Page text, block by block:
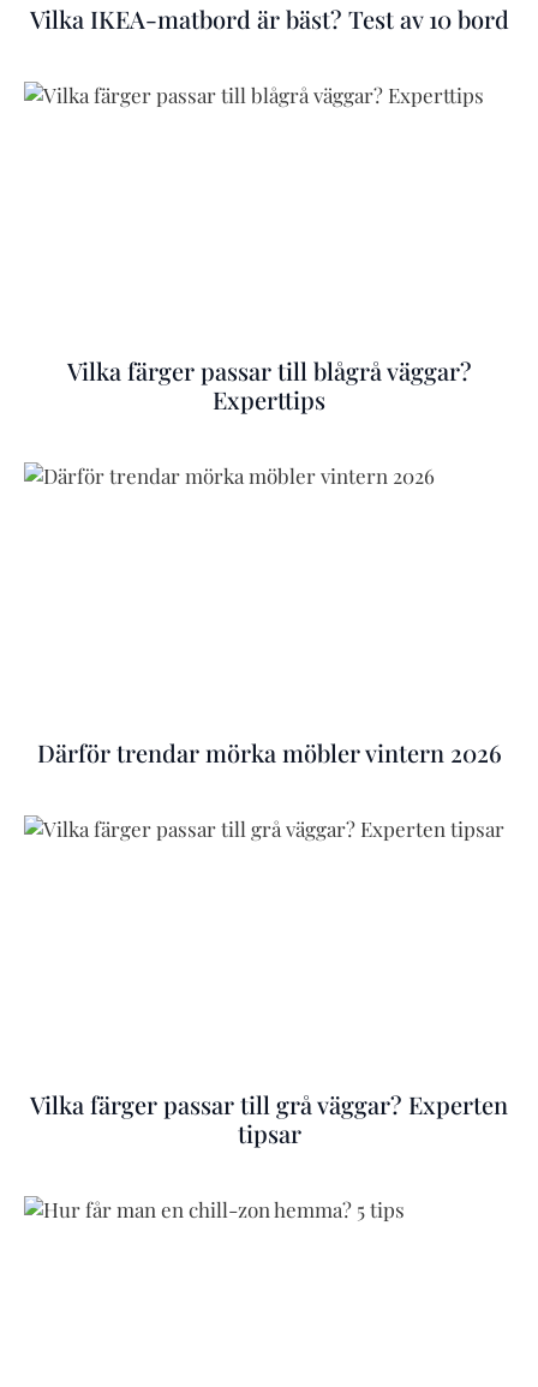
Vilka IKEA-matbord är bäst? Test av 10 bord
Vilka färger passar till blågrå väggar?
Experttips
Därför trendar mörka möbler vintern 2026
Vilka färger passar till grå väggar? Experten
tipsar